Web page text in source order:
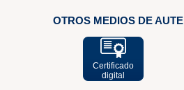
OTROS MEDIOS DE
Certificado
digital